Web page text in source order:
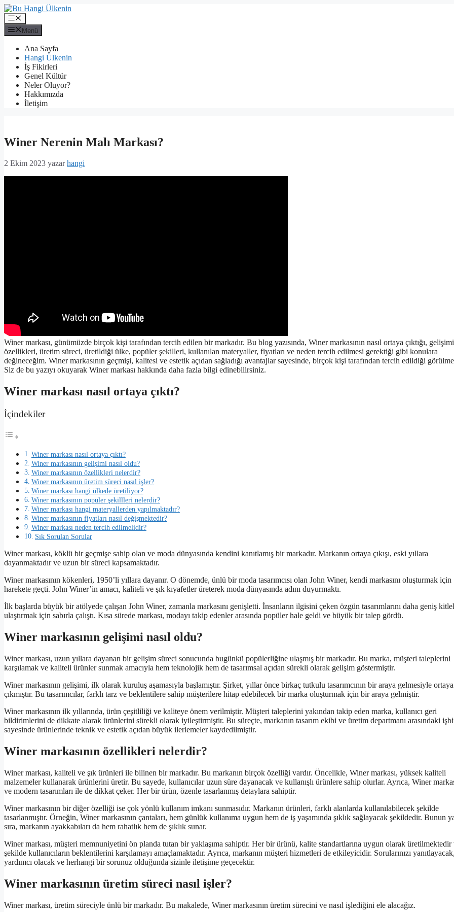
İçeriğe
atla
Menü
Menü
Ana Sayfa
Hangi Ülkenin
İş Fikirleri
Genel Kültür
Neler Oluyor?
Hakkımızda
İletişim
Winer Nerenin Malı Markası?
2 Ekim 2023 yazarhangi
Winer markası, günümüzde birçok kişi tarafından tercih edilen bir markadır. Bu blog yazısında, Winer markasının nasıl ortaya çıktığı,
özellikleri, üretim süreci, üretildiği ülke, popüler şekilleri, kullanılan materyaller, fiyatları ve neden tercih edilmesi gerektiği gibi konulara
değineceğim. Winer markasının geçmişi, kalitesi ve estetik açıdan sağladığı avantajlar sayesinde, birçok kişi tarafından tercih edildiği
Siz de bu yazıyı okuyarak Winer markası hakkında daha fazla bilgi edinebilirsiniz.
Winer markası nasıl ortaya çıktı?
İçindekiler
Winer markası nasıl ortaya çıktı?
Winer markasının gelişimi nasıl oldu?
Winer markasının özellikleri nelerdir?
Winer markasının üretim süreci nasıl işler?
Winer markası hangi ülkede üretiliyor?
Winer markasının popüler şekillleri nelerdir?
Winer markası hangi materyallerden yapılmaktadır?
Winer markasının fiyatları nasıl değişmektedir?
Winer markası neden tercih edilmelidir?
Sık Sorulan Sorular
Winer markası, köklü bir geçmişe sahip olan ve moda dünyasında kendini kanıtlamış bir markadır. Markanın ortaya çıkışı, eski yıllara
dayanmaktadır ve uzun bir süreci kapsamaktadır.
Winer markasının kökenleri, 1950’li yıllara dayanır. O dönemde, ünlü bir moda tasarımcısı olan John Winer, kendi markasını oluşturmak için
harekete geçti. John Winer’in amacı, kaliteli ve şık kıyafetler üreterek moda dünyasında adını duyurmaktı.
İlk başlarda büyük bir atölyede çalışan John Winer, zamanla markasını genişletti. İnsanların ilgisini çeken özgün tasarımlarını daha geniş
ulaştırmak için sabırla çalıştı. Kısa sürede markası, modayı takip edenler arasında popüler hale geldi ve büyük bir talep gördü.
Winer markasının gelişimi nasıl oldu?
Winer markası, uzun yıllara dayanan bir gelişim süreci sonucunda bugünkü popülerliğine ulaşmış bir markadır. Bu marka, müşteri taleplerini
karşılamak ve kaliteli ürünler sunmak amacıyla hem teknolojik hem de tasarımsal açıdan sürekli olarak gelişim göstermiştir.
Winer markasının gelişimi, ilk olarak kuruluş aşamasıyla başlamıştır. Şirket, yıllar önce birkaç tutkulu tasarımcının bir araya gelmesiyle ortaya
çıkmıştır. Bu tasarımcılar, farklı tarz ve beklentilere sahip müşterilere hitap edebilecek bir marka oluşturmak için bir araya gelmiştir.
Winer markasının ilk yıllarında, ürün çeşitliliği ve kaliteye önem verilmiştir. Müşteri taleplerini yakından takip eden marka, kullanıcı geri
bildirimlerini de dikkate alarak ürünlerini sürekli olarak iyileştirmiştir. Bu süreçte, markanın tasarım ekibi ve üretim departmanı arasındaki
sayesinde ürünlerinde teknik ve estetik açıdan büyük ilerlemeler kaydedilmiştir.
Winer markasının özellikleri nelerdir?
Winer markası, kaliteli ve şık ürünleri ile bilinen bir markadır. Bu markanın birçok özelliği vardır. Öncelikle, Winer markası, yüksek kaliteli
malzemeler kullanarak ürünlerini üretir. Bu sayede, kullanıcılar uzun süre dayanacak ve kullanışlı ürünlere sahip olurlar. Ayrıca, Winer
ve modern tasarımları ile de dikkat çeker. Her bir ürün, özenle tasarlanmış detaylara sahiptir.
Winer markasının bir diğer özelliği ise çok yönlü kullanım imkanı sunmasıdır. Markanın ürünleri, farklı alanlarda kullanılabilecek şekilde
tasarlanmıştır. Örneğin, Winer markasının çantaları, hem günlük kullanıma uygun hem de iş yaşamında şıklık sağlayacak şekildedir. Bunun
sıra, markanın ayakkabıları da hem rahatlık hem de şıklık sunar.
Winer markası, müşteri memnuniyetini ön planda tutan bir yaklaşıma sahiptir. Her bir ürünü, kalite standartlarına uygun olarak üretilmektedir
şekilde kullanıcıların beklentilerini karşılamayı amaçlamaktadır. Ayrıca, markanın müşteri hizmetleri de etkileyicidir. Sorularınızı
yardımcı olacak ve herhangi bir sorunuz olduğunda sizinle iletişime geçecektir.
Winer markasının üretim süreci nasıl işler?
Winer markası, üretim süreciyle ünlü bir markadır. Bu makalede, Winer markasının üretim sürecini ve nasıl işlediğini ele alacağız.